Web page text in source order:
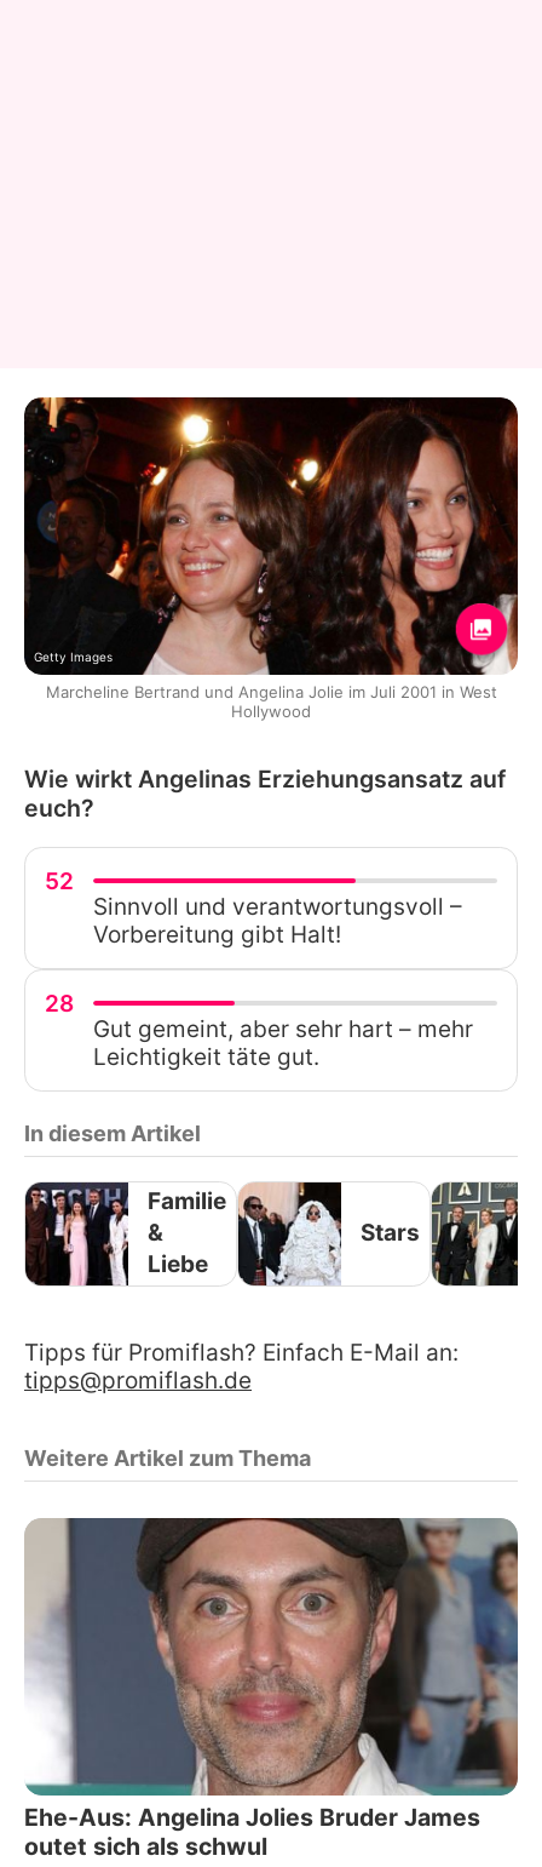
Getty Images
Marcheline Bertrand und Angelina Jolie im Juli 2001 in West
Hollywood
Wie wirkt Angelinas Erziehungsansatz auf
euch?
52
Sinnvoll und verantwortungsvoll –
Vorbereitung gibt Halt!
28
Gut gemeint, aber sehr hart – mehr
Leichtigkeit täte gut.
In diesem Artikel
Familie
&
Liebe
Stars
Tipps für Promiflash? Einfach E-Mail an:
tipps@promiflash.de
Weitere Artikel zum Thema
Ehe-Aus: Angelina Jolies Bruder James
outet sich als schwul